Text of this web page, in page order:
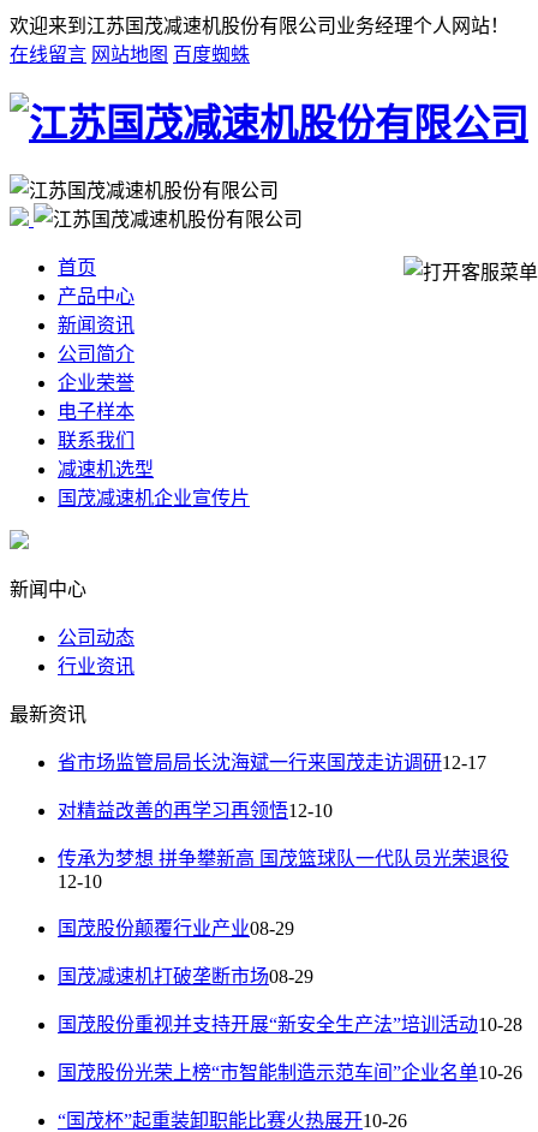
欢迎来到江苏国茂减速机股份有限公司业务经理个人网站！
在线留言 网站地图 百度蜘蛛
首页
产品中心
新闻资讯
公司简介
企业荣誉
电子样本
联系我们
减速机选型
国茂减速机企业宣传片
新闻中心
公司动态
行业资讯
最新资讯
省市场监管局局长沈海斌一行来国茂走访调研12-17
对精益改善的再学习再领悟12-10
传承为梦想 拼争攀新高 国茂篮球队一代队员光荣退役
12-10
国茂股份颠覆行业产业08-29
国茂减速机打破垄断市场08-29
国茂股份重视并支持开展“新安全生产法”培训活动10-28
国茂股份光荣上榜“市智能制造示范车间”企业名单10-26
“国茂杯”起重装卸职能比赛火热展开10-26